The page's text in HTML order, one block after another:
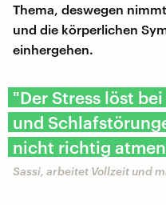
Thema, deswegen
und die körperlichen
einhergehen.
"Der Stress löst
und
nicht richtig
Sassi, arbeitet Vollzeit und